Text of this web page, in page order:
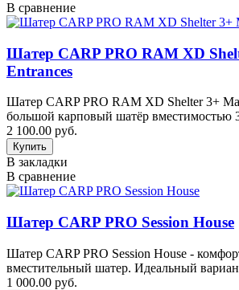
В сравнение
Шатер CARP PRO RAM XD
Entrances
Шатер CARP PRO RAM XD Shelter 3+
большой карповый шатёр вместимостью
2 100.00 руб.
В закладки
В сравнение
Шатер CARP PRO Session House
Шатер CARP PRO Session House -
вместительный шатер. Идеальный
1 000.00 руб.